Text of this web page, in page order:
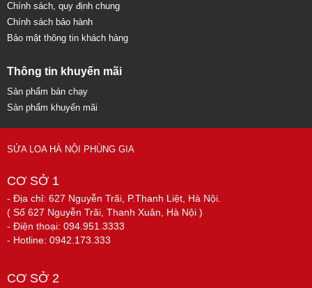
Chính sách, quy định chung
Chính sách bảo hành
Bảo mật thông tin khách hàng
Thông tin khuyến mãi
Sản phẩm bán chạy
Sản phẩm khuyến mãi
SỬA LOA HÀ NỘI PHÙNG GIA
CƠ SỞ 1
- Địa chỉ: 627 Nguyễn Trãi, P.Thanh Liệt, Hà Nội.
( Số 627 Nguyễn Trãi, Thanh Xuân, Hà Nội )
- Điện thoại: 094.951.3333
- Hotline: 0942.173.333
CƠ SỞ 2